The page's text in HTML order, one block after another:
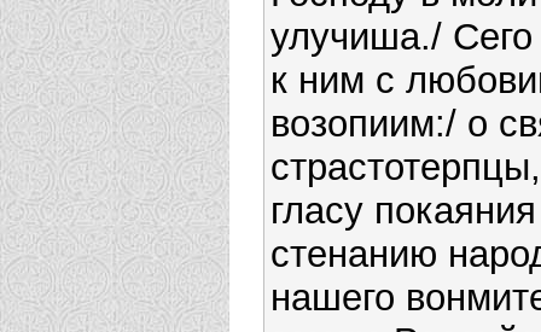
улучиша./
к ним с
возопиим:/ о
гласу
стенанию
нашего